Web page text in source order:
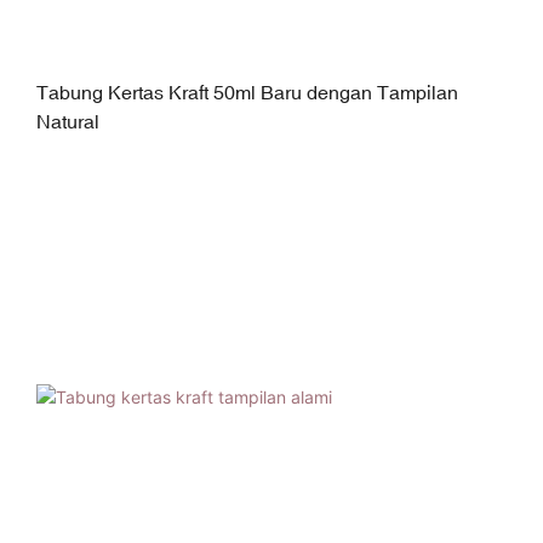
Tabung Kertas Kraft 50ml Baru dengan Tampilan
Natural